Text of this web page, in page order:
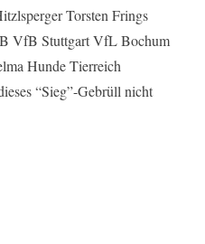
Torsten Frings
VfB Stuttgart VfL Bochum
Hunde Tierreich
“Sieg”-Gebrüll nicht